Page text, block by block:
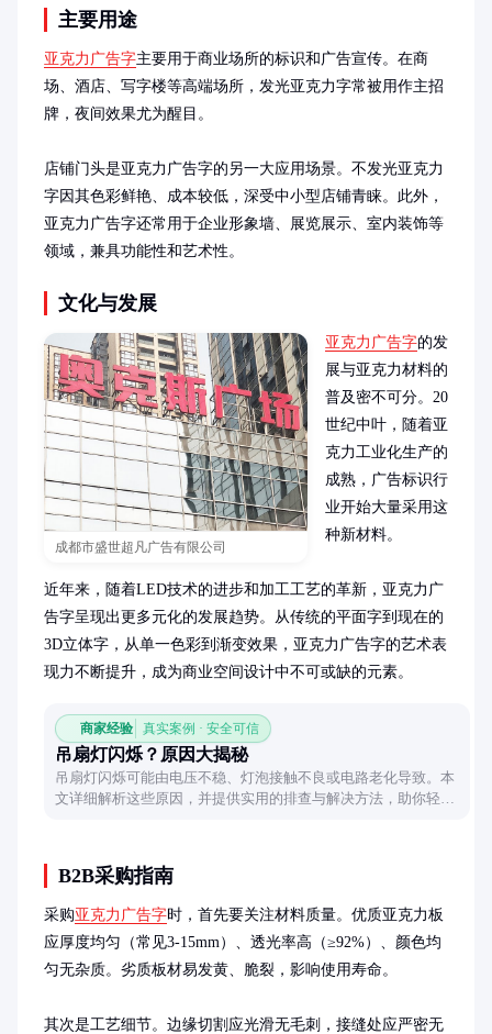
主要用途
亚克力广告字主要用于商业场所的标识和广告宣传。在商
场、酒店、写字楼等高端场所，发光亚克力字常被用作主招
牌，夜间效果尤为醒目。
店铺门头是亚克力广告字的另一大应用场景。不发光亚克力
字因其色彩鲜艳、成本较低，深受中小型店铺青睐。此外，
亚克力广告字还常用于企业形象墙、展览展示、室内装饰等
领域，兼具功能性和艺术性。
文化与发展
成都市盛世超凡广告有限公司
亚克力广告字的发
展与亚克力材料的
普及密不可分。20
世纪中叶，随着亚
克力工业化生产的
成熟，广告标识行
业开始大量采用这
种新材料。
近年来，随着LED技术的进步和加工工艺的革新，亚克力广
告字呈现出更多元化的发展趋势。从传统的平面字到现在的
3D立体字，从单一色彩到渐变效果，亚克力广告字的艺术表
现力不断提升，成为商业空间设计中不可或缺的元素。
商家经验 真实案例 · 安全可信
吊扇灯闪烁？原因大揭秘
吊扇灯闪烁可能由电压不稳、灯泡接触不良或电路老化导致。本
文详细解析这些原因，并提供实用的排查与解决方法，助你轻松
B2B采购指南
采购亚克力广告字时，首先要关注材料质量。优质亚克力板
应厚度均匀（常见3-15mm）、透光率高（≥92%）、颜色均
匀无杂质。劣质板材易发黄、脆裂，影响使用寿命。
其次是工艺细节。边缘切割应光滑无毛刺，接缝处应严密无